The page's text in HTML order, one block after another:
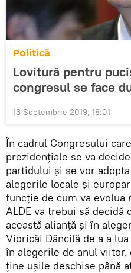
Politică
Lovitură pentru
congresul se face
13 Septembrie 2019, 18:01
În cadrul Congresului
prezidențiale se va
partidului și se vor
alegerile locale și
funcție de cum va evolua
ALDE va trebui să decidă
această alianță și în
Vioricăi Dăncilă de a a
în alegerile de anul viitor,
ține ușile deschise până